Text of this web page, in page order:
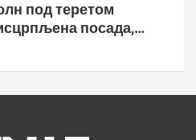
под теретом
посада,
и пад морала